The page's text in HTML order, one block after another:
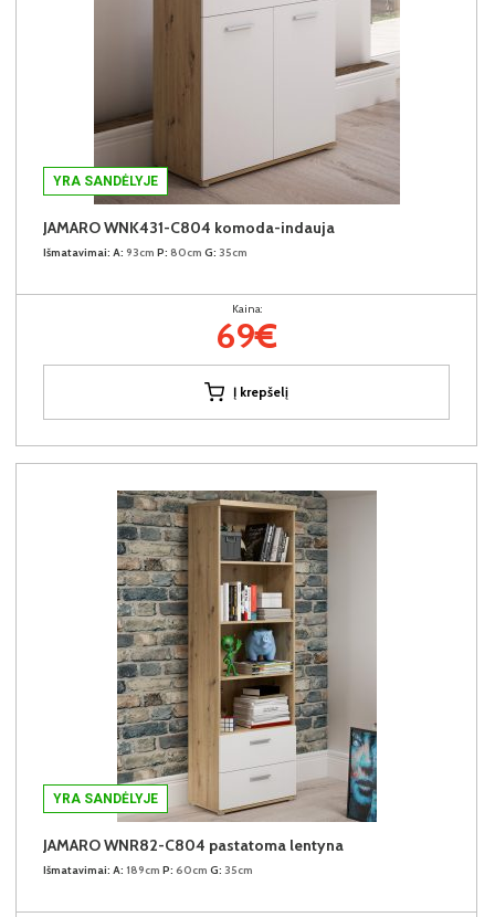
YRA SANDĖLYJE
JAMARO WNK431-C804 komoda-indauja
Išmatavimai: A: 93cm P: 80cm G: 35cm
Kaina:
69€
Į krepšelį
YRA SANDĖLYJE
JAMARO WNR82-C804 pastatoma lentyna
Išmatavimai: A: 189cm P: 60cm G: 35cm